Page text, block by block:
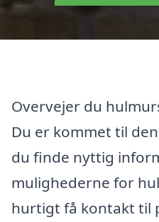
Overvejer du
Du er kommet til
du finde nyttig
mulighederne for
hurtigt få kontakt til